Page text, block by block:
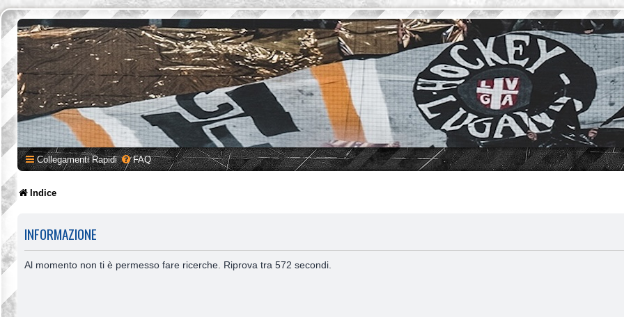
Collegamenti Rapidi FAQ
Indice
INFORMAZIONE
Al momento non ti è permesso fare ricerche. Riprova tra 572 secondi.